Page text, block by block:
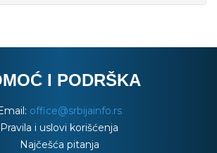
I PODRŠKA
office@srbijainfo.rs
Pravila i uslovi korišćenja
Najčešća pitanja